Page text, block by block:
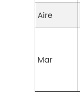
Aire
Mar